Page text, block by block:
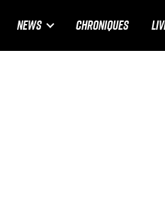
NEWS CHRONIQUES